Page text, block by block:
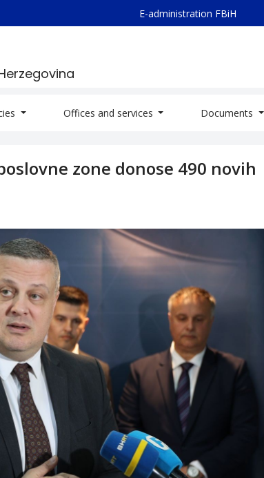
E-administration FBiH
Offices and services Documents
zone donose 490 novih